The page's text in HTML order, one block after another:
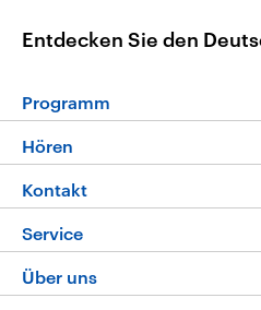
Entdecken Sie den
Programm
Programm
Die Nachrichten
Nachrichtenleicht
Neue Beiträge auf
Hören
Livestream
Podcasts
Deutschlandfunk App
Kontakt
Hörerservice
Service
FAQ
Über uns